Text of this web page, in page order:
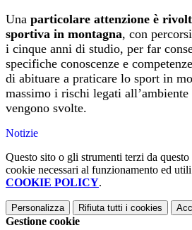
Una particolare attenzione è
sportiva in montagna, con
i cinque anni di studio, per far
specifiche conoscenze e
di abituare a praticare lo sport in
massimo i rischi legati
vengono svolte.
Notizie
Questo sito o gli strumenti terzi da
cookie necessari al funzionamento ed
COOKIE POLICY.
Personalizza Rifiuta tutti i cookies
Gestione cookie